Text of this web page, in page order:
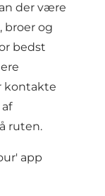
der være
broer og
bedst
kontakte
ruten.
app